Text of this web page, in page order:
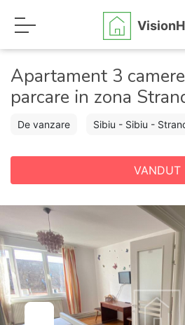
Apartament 3
parcare in zona
De vanzare Sibiu - Sibiu -
VANDUT